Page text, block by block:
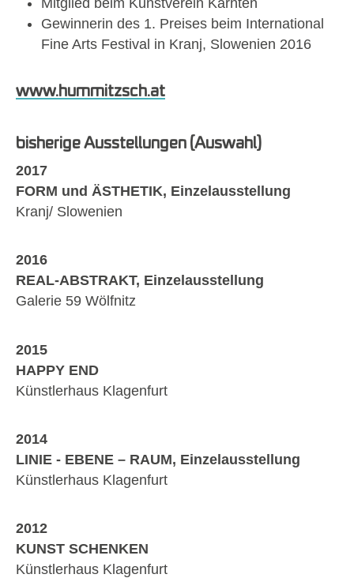
Mitglied beim Kunstverein Kärnten
Gewinnerin des 1. Preises beim International
Fine Arts Festival in Kranj, Slowenien 2016
www.hummitzsch.at
bisherige Ausstellungen (Auswahl)
2017
FORM und ÄSTHETIK, Einzelausstellung
Kranj/ Slowenien
2016
REAL-ABSTRAKT, Einzelausstellung
Galerie 59 Wölfnitz
2015
HAPPY END
Künstlerhaus Klagenfurt
2014
LINIE - EBENE – RAUM, Einzelausstellung
Künstlerhaus Klagenfurt
2012
KUNST SCHENKEN
Künstlerhaus Klagenfurt